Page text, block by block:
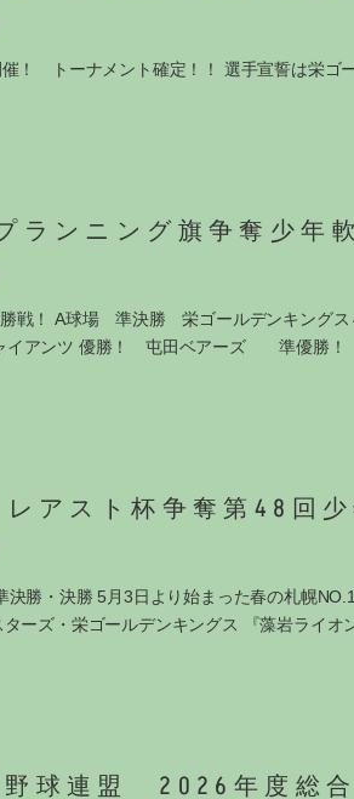
！ トーナメント確定！！ 選手宣誓は
ランニング旗争奪少年
戦！ A球場 準決勝 栄ゴールデンキング
イアンツ 優勝！ 屯田ベアーズ 準優勝！
アスト杯争奪第48回
勝・決勝 5月3日より始まった春の札
ズ・栄ゴールデンキングス 『藻岩ライオ
野球連盟 2026年度総